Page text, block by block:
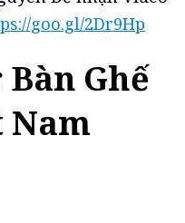
goo.gl/2Dr9Hp
Bàn Ghế
Nam